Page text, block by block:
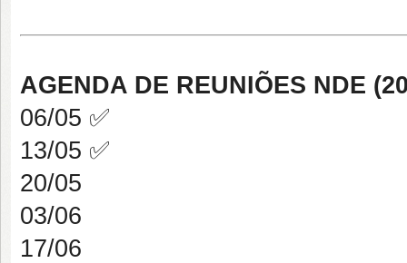
AGENDA DE REUNIÕES NDE
06/05 ✅
13/05 ✅
20/05
03/06
17/06